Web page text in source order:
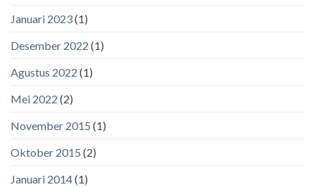
Januari 2023(1)
Desember 2022 (1)
Agustus 2022 (1)
Mei 2022 (2)
November 2015 (1)
Oktober 2015 (2)
Januari 2014(1)